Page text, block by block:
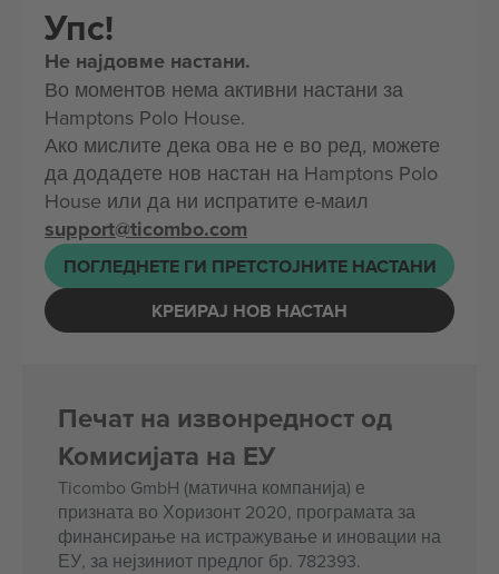
Упс!
Не најдовме настани.
Во моментов нема активни настани за
Hamptons Polo House.
Ако мислите дека ова не е во ред, можете
да додадете нов настан на Hamptons Polo
House или да ни испратите е-маил
support@ticombo.com
ПОГЛЕДНЕТЕ ГИ ПРЕТСТОЈНИТЕ НАСТАНИ
КРЕИРАЈ НОВ НАСТАН
Печат на извонредност од
Комисијата на ЕУ
Ticombo GmbH (матична компанија) е
призната во Хоризонт 2020, програмата за
финансирање на истражување и иновации на
ЕУ, за нејзиниот предлог бр. 782393.